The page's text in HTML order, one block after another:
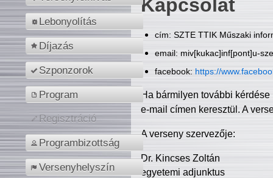
Lebonyolítás
Díjazás
Szponzorok
Program
Regisztráció
Programbizottság
Versenyhelyszín
Kapcsolat
cím: SZTE TTIK Műszaki
email: miv[kukac]inf[pont]u-
facebook: https://
Ha bármilyen további
e-mail címen keresztül. A
A verseny szervezője:
Dr. Kincses Zoltán
egyetemi adjunktus